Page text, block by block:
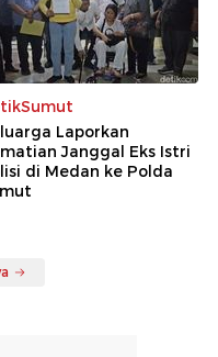
Laporkan
Janggal Eks Istri
di Medan ke Polda